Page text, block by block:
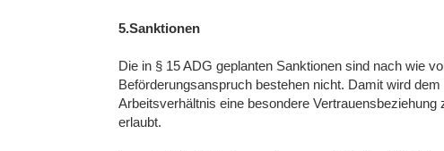
5.Sanktionen
Die in § 15 ADG geplanten Sanktionen sind nach wie
Beförderungsanspruch bestehen nicht. Damit wird
Arbeitsverhältnis eine besondere
erlaubt.